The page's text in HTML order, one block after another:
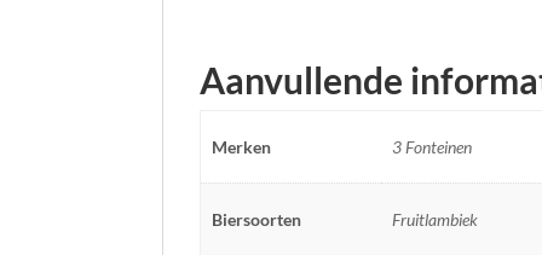
Aanvullende
Merken 3 Fonteinen
Biersoorten Fruitlambiek